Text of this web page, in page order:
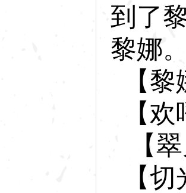
到了
黎娜
【
【
【翠
【